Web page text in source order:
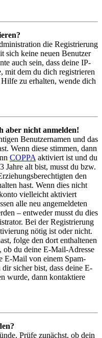
die Registrierung
sich keine neuen Benutzer
auch sein, dass deine IP-
mit dem du dich registrieren
zu erhalten, wende dich
aber nicht anmelden!
Benutzernamen und das
Wenn diese stimmen, dann
COPPA aktiviert ist und du
Jahre alt bist, musst du bzw.
den
hast. Wenn dies nicht
vielleicht aktiviert
alle neu angemeldeten
– entweder musst du dies
Bei der Registrierung
nötig ist oder nicht.
folge den dort enthaltenen
ob du deine E-Mail-Adresse
E-Mail von einem Spam-
sicher bist, dass deine E-
wurde, dann kontaktiere
Prüfe zunächst, ob dein